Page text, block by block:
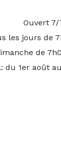
Ouvert 7/
les jours de
de
du 1er août